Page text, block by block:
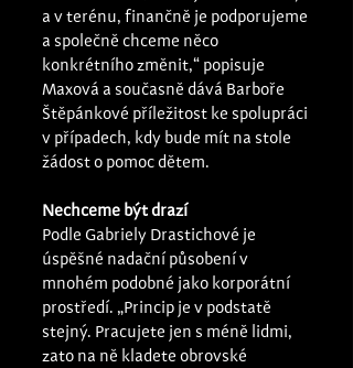
a v terénu, finančně je podporujeme
a společně chceme něco
konkrétního změnit,“ popisuje
Maxová a současně dává Barboře
Štěpánkové příležitost ke spolupráci
v případech, kdy bude mít na stole
žádost o pomoc dětem.
Nechceme být drazí
Podle Gabriely Drastichové je
úspěšné nadační působení v
mnohém podobné jako korporátní
prostředí. „Princip je v podstatě
stejný. Pracujete jen s méně lidmi,
zato na ně kladete obrovské